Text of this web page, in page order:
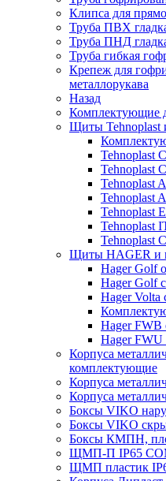
Клипса для
Труба ПВХ
Труба ПНД
Труба гибкая
Крепеж для
металлорукава
Назад
Комплектующие
Щиты Tehnoplast
Tehnoplast C
Tehnoplast
Tehnoplast
Tehnoplast
Tehnoplast
Tehnoplast
Tehnoplast
Щиты HAGER и
Hager Golf
Hager Golf
Hager Volta
Hager FWB
Hager FWU
Корпуса
комплектующие
Корпуса
Корпуса
Боксы VIKO
Боксы VIKO
Боксы КМПН,
ЩМП-П IP65
ЩМП пластик